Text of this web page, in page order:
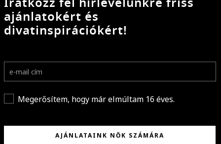
ajánlatokért és
divatinspirációkért!
Megerősítem, hogy már elmúltam 16 éves.
AJÁNLATAINK NŐK SZÁMÁRA